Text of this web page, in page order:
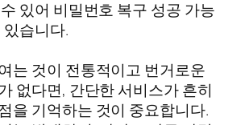
있어 비밀번호 복구 성공 가능
있습니다.
는 것이 전통적이고 번거로운
없다면, 간단한 서비스가 흔히
을 기억하는 것이 중요합니다.